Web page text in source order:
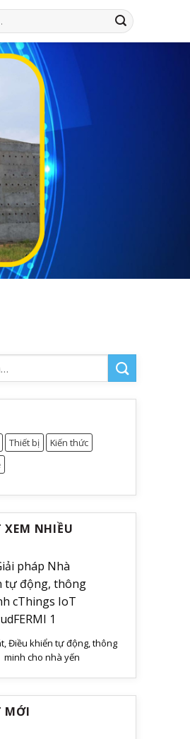
Thiết bị
Kiến thức
XEM NHIỀU
Điều khiển tự động, thông
minh cho nhà yến
MỚI